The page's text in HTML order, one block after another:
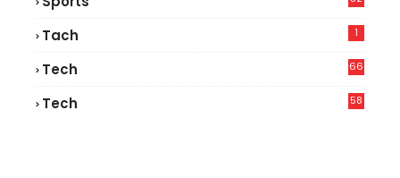
Tach 1
Tech
66
Tech
58